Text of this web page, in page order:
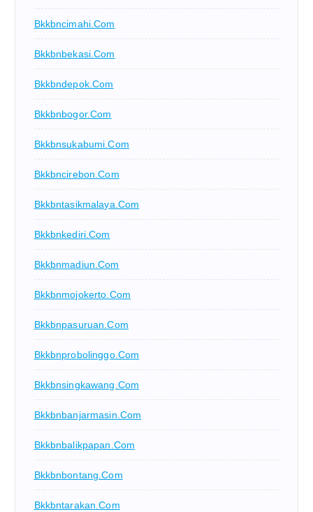
Bkkbncimahi.com
Bkkbnbekasi.com
Bkkbndepok.com
Bkkbnbogor.com
Bkkbnsukabumi.com
Bkkbncirebon.com
Bkkbntasikmalaya.com
Bkkbnkediri.com
Bkkbnmadiun.com
Bkkbnmojokerto.com
Bkkbnpasuruan.com
Bkkbnprobolinggo.com
Bkkbnsingkawang.com
Bkkbnbanjarmasin.com
Bkkbnbalikpapan.com
Bkkbnbontang.com
Bkkbntarakan.com